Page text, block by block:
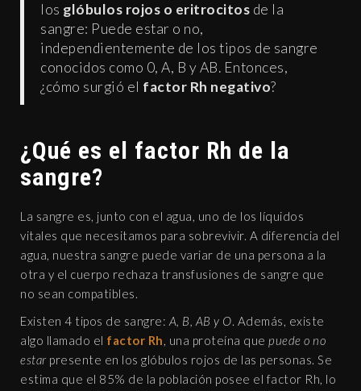
los glóbulos rojos o eritrocitos de la
sangre: Puede estar o no,
independientemente de los tipos de sangre
conocidos como 0, A, B y AB. Entonces,
¿cómo surgió el factor Rh negativo?
¿Qué es el factor Rh de la
sangre?
La sangre es, junto con el agua, uno de los líquidos
vitales que necesitamos para sobrevivir. A diferencia del
agua, nuestra sangre puede variar de una persona a la
otra y el cuerpo rechaza transfusiones de sangre que
no sean compatibles.
Existen 4 tipos de sangre: A, B, AB y O. Además, existe
algo llamado el factor Rh, una proteína que puede o no
estar presente en los glóbulos rojos de las personas. Se
estima que el 85% de la población posee el factor Rh, lo